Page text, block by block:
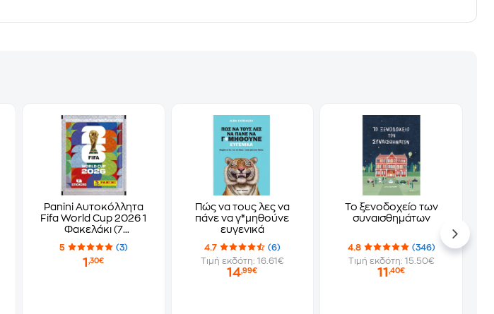
Panini Αυτοκόλλητα
Fifa World Cup 2026 1
Φακελάκι (7
Αυτοκόλλητα)
5 (3)
1,30€
Πώς να τους λες να
πάνε να γ*μηθούνε
ευγενικά
4.7
(6)
Τιμή εκδότη: 16.61€
14,99€
Το ξενοδοχείο των
συναισθημάτων
4.8
(346)
Τιμή εκδότη: 15.50€
11,40€